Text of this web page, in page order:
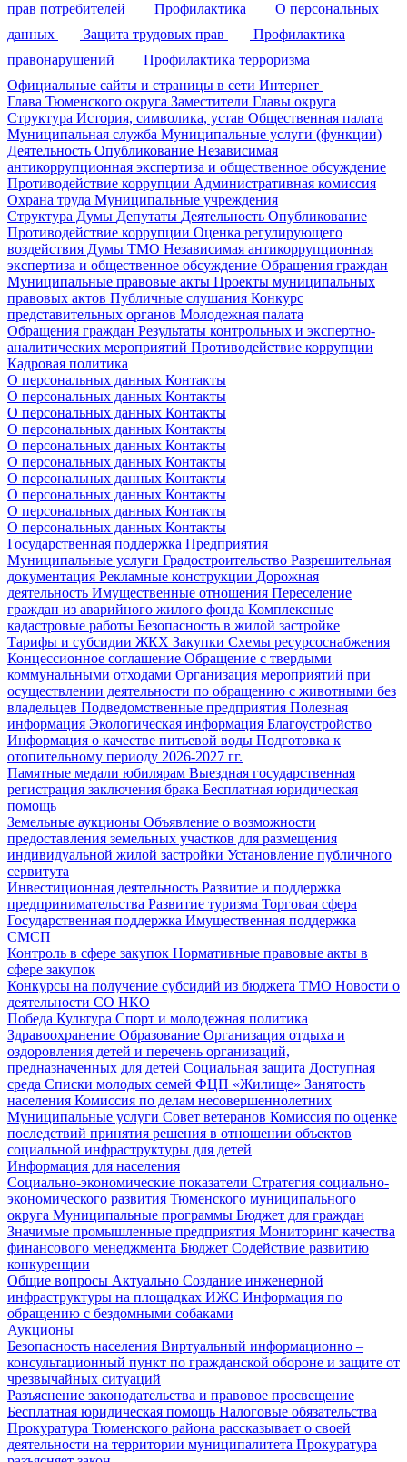
прав потребителей
Профилактика
О персональных
данных
Защита трудовых прав
Профилактика
правонарушений
Профилактика терроризма
Официальные сайты и страницы в сети Интернет
Глава Тюменского округа Заместители Главы округа
Структура История, символика, устав Общественная палата
Муниципальная служба Муниципальные услуги (функции)
Деятельность Опубликование Независимая
антикоррупционная экспертиза и общественное обсуждение
Противодействие коррупции Административная комиссия
Охрана труда Муниципальные учреждения
Структура Думы Депутаты Деятельность Опубликование
Противодействие коррупции Оценка регулирующего
воздействия Думы ТМО Независимая антикоррупционная
экспертиза и общественное обсуждение Обращения граждан
Муниципальные правовые акты Проекты муниципальных
правовых актов Публичные слушания Конкурс
представительных органов Молодежная палата
Обращения граждан Результаты контрольных и экспертно-
аналитических мероприятий Противодействие коррупции
Кадровая политика
О персональных данных Контакты
О персональных данных Контакты
О персональных данных Контакты
О персональных данных Контакты
О персональных данных Контакты
О персональных данных Контакты
О персональных данных Контакты
О персональных данных Контакты
О персональных данных Контакты
О персональных данных Контакты
Государственная поддержка Предприятия
Муниципальные услуги Градостроительство Разрешительная
документация Рекламные конструкции Дорожная
деятельность Имущественные отношения Переселение
граждан из аварийного жилого фонда Комплексные
кадастровые работы Безопасность в жилой застройке
Тарифы и субсидии ЖКХ Закупки Схемы ресурсоснабжения
Концессионное соглашение Обращение с твердыми
коммунальными отходами Организация мероприятий при
осуществлении деятельности по обращению с животными без
владельцев Подведомственные предприятия Полезная
информация Экологическая информация Благоустройство
Информация о качестве питьевой воды Подготовка к
отопительному периоду 2026-2027 гг.
Памятные медали юбилярам Выездная государственная
регистрация заключения брака Бесплатная юридическая
помощь
Земельные аукционы Объявление о возможности
предоставления земельных участков для размещения
индивидуальной жилой застройки Установление публичного
сервитута
Инвестиционная деятельность Развитие и поддержка
предпринимательства Развитие туризма Торговая сфера
Государственная поддержка Имущественная поддержка
СМСП
Контроль в сфере закупок Нормативные правовые акты в
сфере закупок
Конкурсы на получение субсидий из бюджета ТМО Новости о
деятельности СО НКО
Победа Культура Спорт и молодежная политика
Здравоохранение Образование Организация отдыха и
оздоровления детей и перечень организаций,
предназначенных для детей Социальная защита Доступная
среда Списки молодых семей ФЦП «Жилище» Занятость
населения Комиссия по делам несовершеннолетних
Муниципальные услуги Совет ветеранов Комиссия по оценке
последствий принятия решения в отношении объектов
социальной инфраструктуры для детей
Информация для населения
Социально-экономические показатели Стратегия социально-
экономического развития Тюменского муниципального
округа Муниципальные программы Бюджет для граждан
Значимые промышленные предприятия Мониторинг качества
финансового менеджмента Бюджет Содействие развитию
конкуренции
Общие вопросы Актуально Создание инженерной
инфраструктуры на площадках ИЖС Информация по
обращению с бездомными собаками
Аукционы
Безопасность населения Виртуальный информационно –
консультационный пункт по гражданской обороне и защите от
чрезвычайных ситуаций
Разъяснение законодательства и правовое просвещение
Бесплатная юридическая помощь Налоговые обязательства
Прокуратура Тюменского района рассказывает о своей
деятельности на территории муниципалитета Прокуратура